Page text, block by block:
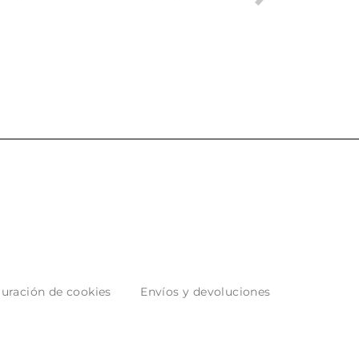
de cookies
Envíos y devoluciones